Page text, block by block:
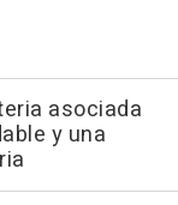
asociada
y una